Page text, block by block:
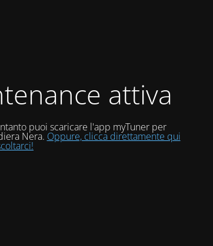
attiva
puoi scaricare l'app myTuner per
Nera. Oppure, clicca direttamente qui